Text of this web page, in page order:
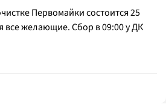
Первомайки состоится 25
все желающие. Сбор в 09:00 у ДК